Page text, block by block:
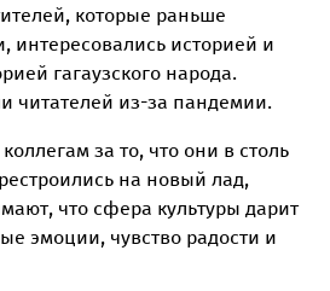
которые раньше
интересовались историей и
гагаузского народа.
читателей из-за пандемии.
за то, что они в столь
на новый лад,
что сфера культуры дарит
эмоции, чувство радости и